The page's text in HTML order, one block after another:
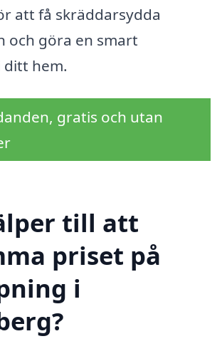
att få skräddarsydda
och göra en smart
ditt hem.
gratis och utan
till att
priset på
i